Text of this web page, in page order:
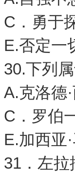
C．
E.否定一
30.下列
A.克
C．
E.加西亚
31．左拉